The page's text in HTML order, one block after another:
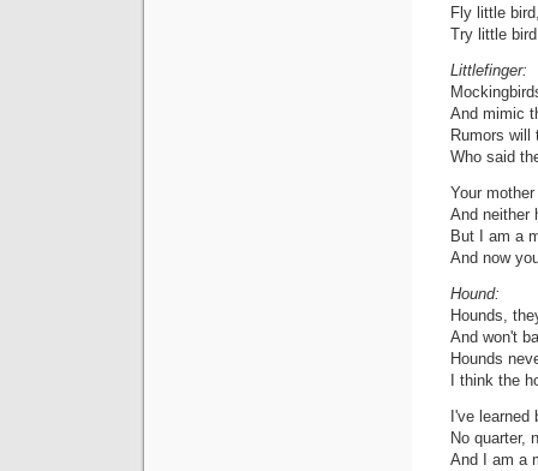
Fly little
Try little
Littlefinger:
And mimic
Rumors
Who said
Your
And neither
But I am a
And now
Hound:
Hounds,
And won't
Hounds
I think the
I've
No quarter,
And I am a